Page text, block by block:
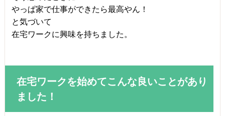
やっぱ家で仕事ができたら最高やん！
と気づいて
在宅ワークに興味を持ちました。
在宅ワークを始めてこんな良いことがあり
ました！